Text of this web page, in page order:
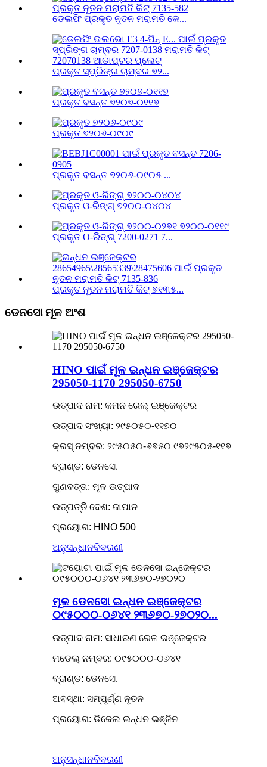
ଡେଲଫି ପ୍ରକୃତ ନୂତନ ମରାମତି କେ...
ପ୍ରକୃତ ସ୍ପ୍ରିଙ୍ଗ ଚାମ୍ବର ୭୨...
ପ୍ରକୃତ ବସନ୍ତ ୭୨୦୭-୦୧୧୭
ପ୍ରକୃତ ୭୨୦୬-୦୯୦୯
ପ୍ରକୃତ ବସନ୍ତ ୭୨୦୬-୦୯୦୫ ...
ପ୍ରକୃତ ଓ-ରିଙ୍ଗ୍ ୭୨୦୦-୦୪୦୪
ପ୍ରକୃତ O-ରିଙ୍ଗ୍ 7200-0271 7...
ପ୍ରକୃତ ନୂତନ ମରାମତି କିଟ୍ ୭୧୩୫...
ଡେନସୋ ମୂଳ ଅଂଶ
HINO ପାଇଁ ମୂଳ ଇନ୍ଧନ ଇଞ୍ଜେକ୍ଟର
295050-1170 295050-6750
ଉତ୍ପାଦ ନାମ: କମନ ରେଲ୍ ଇଞ୍ଜେକ୍ଟର
ଉତ୍ପାଦ ସଂଖ୍ୟା: ୨୯୫୦୫୦-୧୧୭୦
କ୍ରସ୍ ନମ୍ବର: ୨୯୫୦୫୦-୬୭୫୦ ୯୭୨୯୫୦୫-୧୧୭
ବ୍ରାଣ୍ଡ: ଡେନସୋ
ଗୁଣବତ୍ତା: ମୂଳ ଉତ୍ପାଦ
ଉତ୍ପତ୍ତି ଦେଶ: ଜାପାନ
ପ୍ରୟୋଗ: HINO 500
ଅନୁସନ୍ଧାନବିବରଣୀ
ମୂଳ ଡେନସୋ ଇନ୍ଧନ ଇଞ୍ଜେକ୍ଟର
୦୯୫୦୦୦-୦୬୪୧ ୨୩୬୭୦-୨୭୦୨୦...
ଉତ୍ପାଦ ନାମ: ସାଧାରଣ ରେଳ ଇଞ୍ଜେକ୍ଟର
ମଡେଲ୍ ନମ୍ବର: ୦୯୫୦୦୦-୦୬୪୧
ବ୍ରାଣ୍ଡ: ଡେନସୋ
ଅବସ୍ଥା: ସମ୍ପୂର୍ଣ୍ଣ ନୂତନ
ପ୍ରୟୋଗ: ଡିଜେଲ ଇନ୍ଧନ ଇଞ୍ଜିନ
ଅନୁସନ୍ଧାନବିବରଣୀ